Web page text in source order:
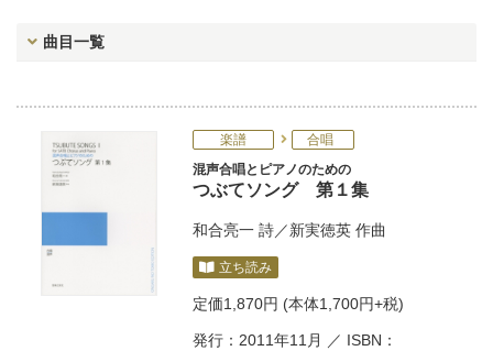
曲目一覧
楽譜
合唱
混声合唱とピアノのための
つぶてソング 第１集
和合亮一 詩／新実徳英 作曲
立ち読み
定価1,870円 (本体1,700円+税)
発行：2011年11月 ／ ISBN：